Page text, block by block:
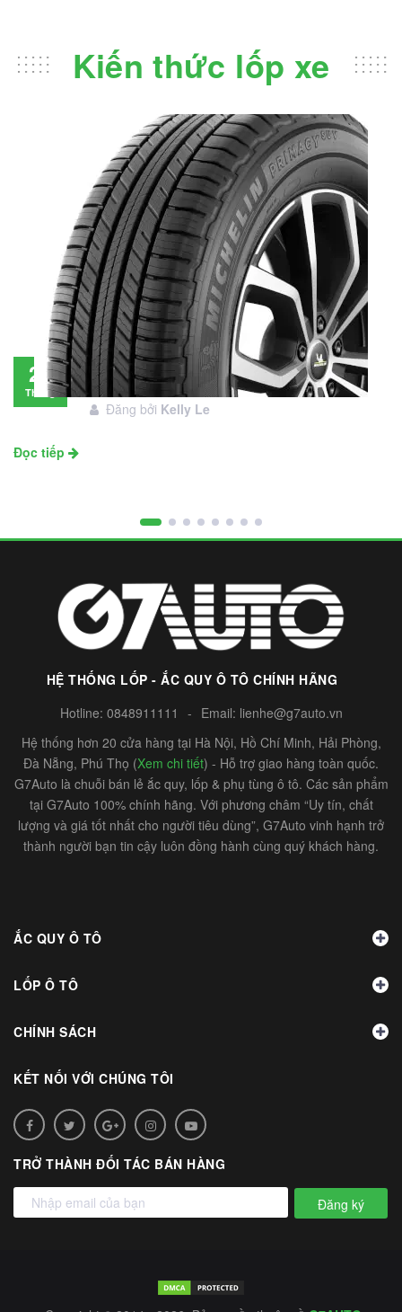
Kiến thức lốp xe
28
Tháng
Đánh giá lốp Michelin Primacy SUV: Đáng
đầu tư không?
Đăng bởi Kelly Le
Đọc tiếp
HỆ THỐNG LỐP - ẮC QUY Ô TÔ CHÍNH HÃNG
Hotline: 0848911111 - Email: lienhe@g7auto.vn
Hệ thống hơn 20 cửa hàng tại Hà Nội, Hồ Chí Minh, Hải Phòng,
Đà Nẵng, Phú Thọ (Xem chi tiết) - Hỗ trợ giao hàng toàn quốc.
G7Auto là chuỗi bán lẻ ắc quy, lốp & phụ tùng ô tô. Các sản phẩm
tại G7Auto 100% chính hãng. Với phương châm “Uy tín, chất
lượng và giá tốt nhất cho người tiêu dùng”, G7Auto vinh hạnh trở
thành người bạn tin cậy luôn đồng hành cùng quý khách hàng.
ẮC QUY Ô TÔ
LỐP Ô TÔ
CHÍNH SÁCH
KẾT NỐI VỚI CHÚNG TÔI
TRỞ THÀNH ĐỐI TÁC BÁN HÀNG
Đăng ký